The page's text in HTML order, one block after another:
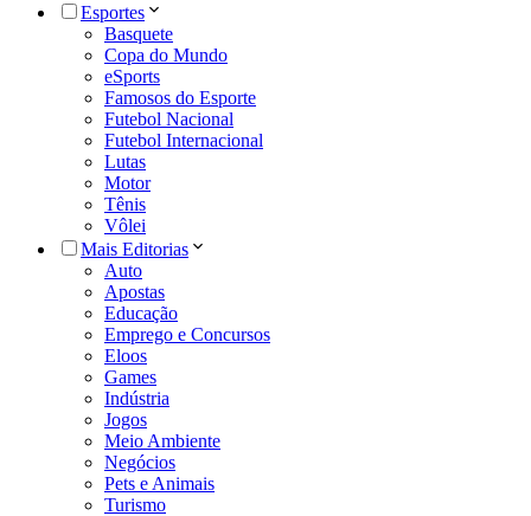
Esportes
Basquete
Copa do Mundo
eSports
Famosos do Esporte
Futebol Nacional
Futebol Internacional
Lutas
Motor
Tênis
Vôlei
Mais Editorias
Auto
Apostas
Educação
Emprego e Concursos
Eloos
Games
Indústria
Jogos
Meio Ambiente
Negócios
Pets e Animais
Turismo